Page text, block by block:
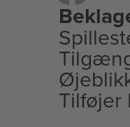
Tilføjer